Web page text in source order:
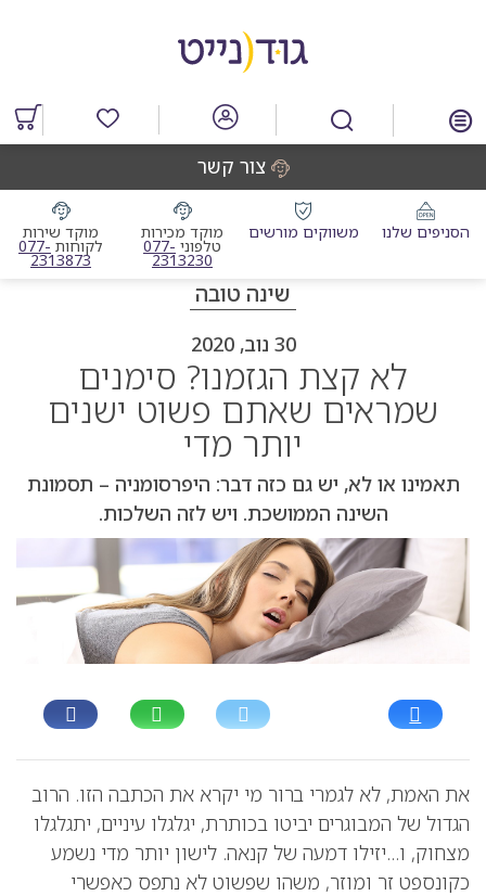
מרכזי
מוצרים
במועדפים
הסניפים שלנו משווקים מורשים מוקד מכירות
טלפונימוקד מכירות טלפוני
077-
2313230
מוקד שירות
לקוחותמוקד
077-
2313873
צור קשר
שינה טובה
30 נוב, 2020
לא קצת הגזמנו? סימנים
שמראים שאתם פשוט ישנים
יותר מדי
תאמינו או לא, יש גם כזה דבר: היפרסומניה – תסמונת
השינה הממושכת. ויש לזה השלכות.
את האמת, לא לגמרי ברור מי יקרא את הכתבה הזו. הרוב
הגדול של המבוגרים יביטו בכותרת, יגלגלו עיניים, יתגלגלו
מצחוק, ו…יזילו דמעה של קנאה. לישון יותר מדי נשמע
כקונספט זר ומוזר, משהו שפשוט לא נתפס כאפשרי